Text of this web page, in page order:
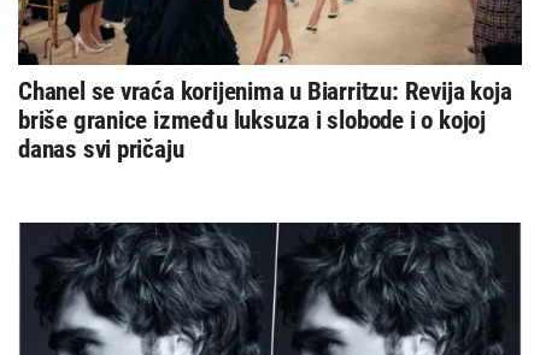
Chanel se vraća korijenima u Biarritzu: Revija koja
briše granice između luksuza i slobode i o kojoj
danas svi pričaju